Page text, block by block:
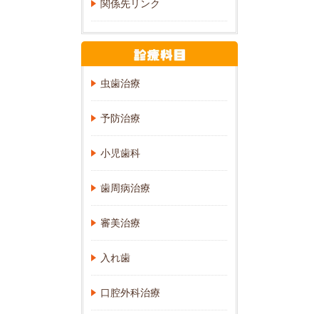
関係先リンク
虫歯治療
予防治療
小児歯科
歯周病治療
審美治療
入れ歯
口腔外科治療